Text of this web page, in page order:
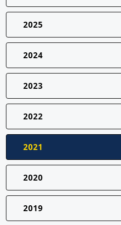
2025
2024
2023
2022
2021
2020
2019